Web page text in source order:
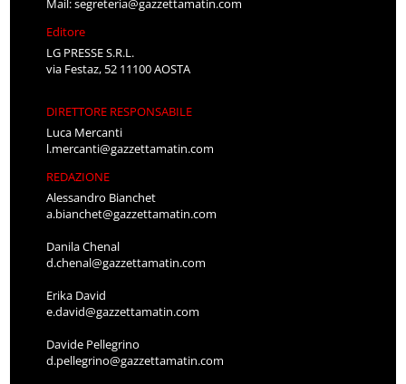
Mail:segreteria@gazzettamatin.com
Editore
LG PRESSE S.R.L.
via Festaz, 52 11100 AOSTA
DIRETTORE RESPONSABILE
Luca Mercanti
l.mercanti@gazzettamatin.com
REDAZIONE
Alessandro Bianchet
a.bianchet@gazzettamatin.com
Danila Chenal
d.chenal@gazzettamatin.com
Erika David
e.david@gazzettamatin.com
Davide Pellegrino
d.pellegrino@gazzettamatin.com